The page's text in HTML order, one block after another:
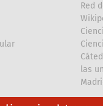
Red
las